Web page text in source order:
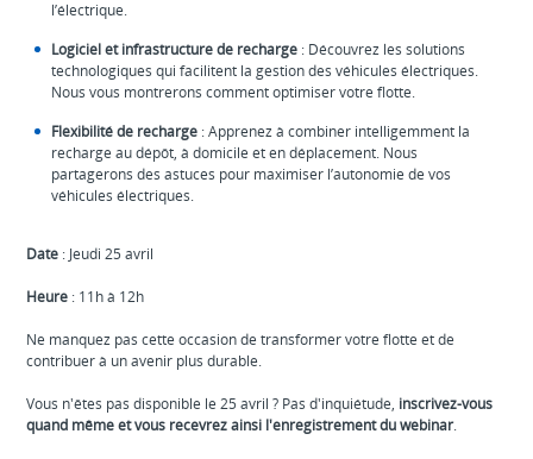
l’électrique.
Logiciel et infrastructure de recharge : Découvrez les solutions
technologiques qui facilitent la gestion des véhicules électriques.
Nous vous montrerons comment optimiser votre flotte.
Flexibilité de recharge : Apprenez à combiner intelligemment la
recharge au dépôt, à domicile et en déplacement. Nous
partagerons des astuces pour maximiser l’autonomie de vos
véhicules électriques.
Date : Jeudi 25 avril
Heure : 11h à 12h
Ne manquez pas cette occasion de transformer votre flotte et de
contribuer à un avenir plus durable.
Vous n'êtes pas disponible le 25 avril ? Pas d'inquiétude, inscrivez-vous
quand même et vous recevrez ainsi l'enregistrement du webinar.